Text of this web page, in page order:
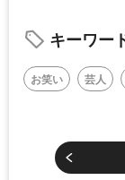
キーワー
お笑い 芸人